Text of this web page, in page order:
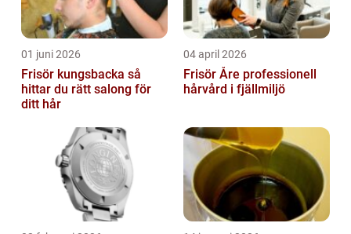
01 juni 2026
Frisör kungsbacka så
hittar du rätt salong för
ditt hår
04 april 2026
Frisör Åre professionell
hårvård i fjällmiljö